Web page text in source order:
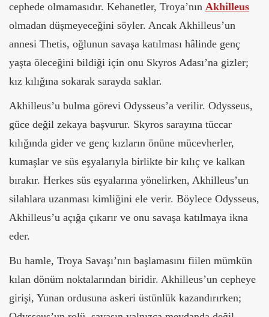
cephede olmamasıdır. Kehanetler, Troya’nın Akhilleus
olmadan düşmeyeceğini söyler. Ancak Akhilleus’un
annesi Thetis, oğlunun savaşa katılması hâlinde genç
yaşta öleceğini bildiği için onu Skyros Adası’na gizler;
kız kılığına sokarak sarayda saklar.
Akhilleus’u bulma görevi Odysseus’a verilir. Odysseus,
güce değil zekaya başvurur. Skyros sarayına tüccar
kılığında gider ve genç kızların önüne mücevherler,
kumaşlar ve süs eşyalarıyla birlikte bir kılıç ve kalkan
bırakır. Herkes süs eşyalarına yönelirken, Akhilleus’un
silahlara uzanması kimliğini ele verir. Böylece Odysseus,
Akhilleus’u açığa çıkarır ve onu savaşa katılmaya ikna
eder.
Bu hamle, Troya Savaşı’nın başlamasını fiilen mümkün
kılan dönüm noktalarından biridir. Akhilleus’un cepheye
girişi, Yunan ordusuna askeri üstünlük kazandırırken;